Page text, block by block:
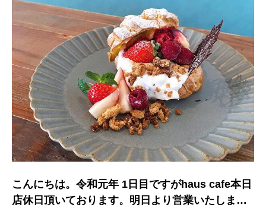
こんにちは。令和元年 1日目ですがhaus cafe本日
店休日頂いております。明日より営業いたしま